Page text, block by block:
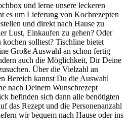
und lerne unsere leckeren
es um Lieferung von Kochrezepten
und direkt nach Hause zu
Lust, Einkaufen zu gehen? Oder
solltest? Tischline bietet
Große Auswahl an schon fertig
auch die Möglichkeit, Dir Deine
Über die Vielzahl an
Bereich kannst Du die Auswahl
nach Deinem Wunschrezept
befinden sich dann alle benötigten
das Rezept und die Personenanzahl
wir bequem nach Hause oder ins